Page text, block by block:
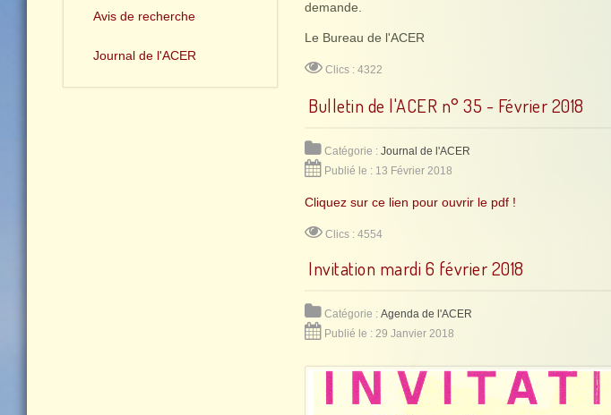
Avis de recherche
Journal de l'ACER
demande.
Le Bureau de l'ACER
Clics : 4322
Bulletin de l'ACER n° 35 - Février 2018
Catégorie : Journal de l'ACER
Publié le : 13 Février 2018
Cliquez sur ce lien pour ouvrir le pdf !
Clics : 4554
Invitation mardi 6 février 2018
Catégorie : Agenda de l'ACER
Publié le : 29 Janvier 2018